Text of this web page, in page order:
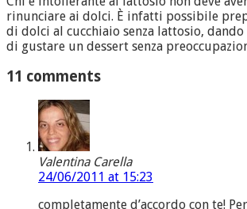
rinunciare ai dolci. È infatti possibile
di dolci al cucchiaio senza lattosio,
di gustare un dessert senza
11 comments
Valentina Carella
24/06/2011 at 15:23
completamente d’accordo con te!